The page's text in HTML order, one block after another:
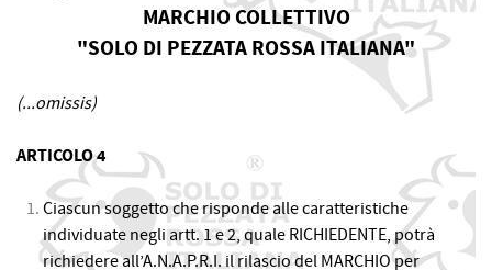
MARCHIO COLLETTIVO
"SOLO DI PEZZATA ROSSA ITALIANA"
(...omissis)
ARTICOLO 4
Ciascun soggetto che risponde alle caratteristiche
individuate negli artt. 1 e 2, quale RICHIEDENTE, potrà
richiedere all’A.N.A.P.R.I. il rilascio del MARCHIO per